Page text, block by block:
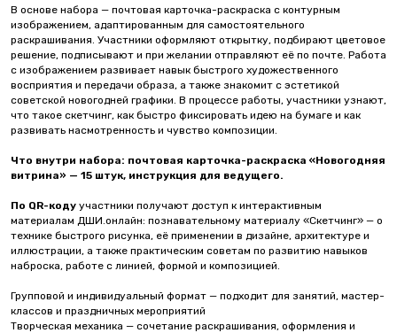
В основе набора — почтовая карточка-раскраска с контурным
изображением, адаптированным для самостоятельного
раскрашивания. Участники оформляют открытку, подбирают цветовое
решение, подписывают и при желании отправляют её по почте. Работа
с изображением развивает навык быстрого художественного
восприятия и передачи образа, а также знакомит с эстетикой
советской новогодней графики. В процессе работы, участники узнают,
что такое скетчинг, как быстро фиксировать идею на бумаге и как
развивать насмотренность и чувство композиции.
Что внутри набора: почтовая карточка-раскраска «Новогодняя
витрина» — 15 штук, инструкция для ведущего.
По QR-коду участники получают доступ к интерактивным
материалам ДШИ.онлайн: познавательному материалу «Скетчинг» — о
технике быстрого рисунка, её применении в дизайне, архитектуре и
иллюстрации, а также практическим советам по развитию навыков
наброска, работе с линией, формой и композицией.
Групповой и индивидуальный формат — подходит для занятий, мастер-
классов и праздничных мероприятий
Творческая механика — сочетание раскрашивания, оформления и